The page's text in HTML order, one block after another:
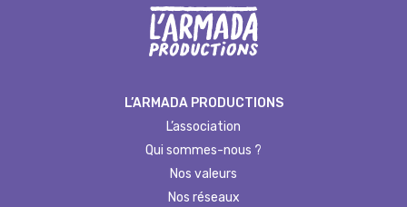
L’ARMADA PRODUCTIONS
L’association
Qui sommes-nous ?
Nos valeurs
Nos réseaux